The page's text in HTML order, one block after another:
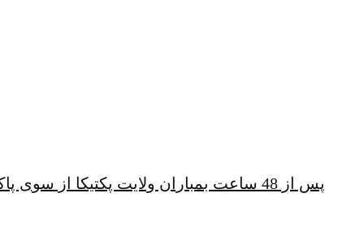
پس از 48 ساعت بمباران ولایت پکتیکا از سوی پاکستان؛ شهباز شریف همچنان خشمگین است